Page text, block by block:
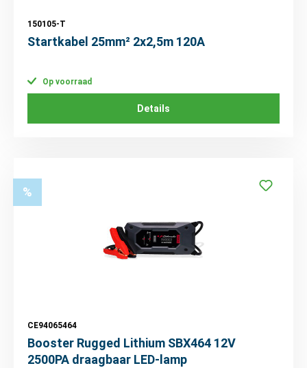
150105-T
Startkabel 25mm² 2x2,5m 120A
Op voorraad
Details
%
CE94065464
Booster Rugged Lithium SBX464 12V
2500PA draagbaar LED-lamp